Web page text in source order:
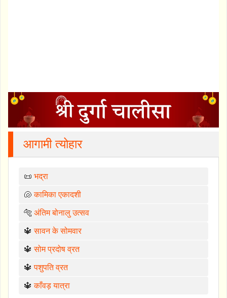
आगामी त्योहार
📜 भद्रा
🐚कामिका एकादशी
🐅 अंतिम बोनालु उत्सव
🔱सावन के सोमवार
🔱सोम प्रदोष व्रत
🔱पशुपति व्रत
🔱काँवड़ यात्रा